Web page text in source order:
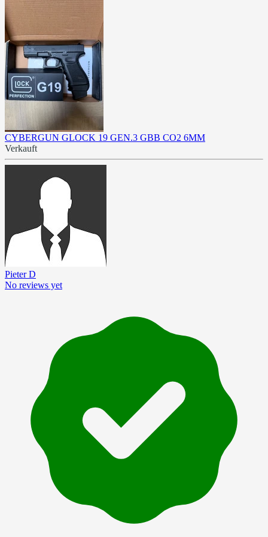
CYBERGUN GLOCK 19 GEN.3 GBB CO2 6MM
Verkauft
Pieter D
No reviews yet